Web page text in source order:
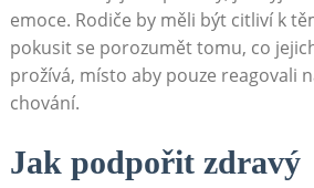
emoce. Rodiče by měli být citliví k
pokusit se porozumět tomu, co
prožívá, místo aby pouze reagovali
chování.
Jak podpořit zdravý